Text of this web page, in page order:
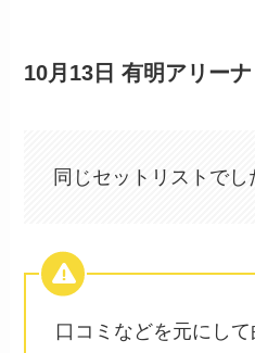
10月13日 有明アリー
同じセットリストでし
口コミなどを元にし